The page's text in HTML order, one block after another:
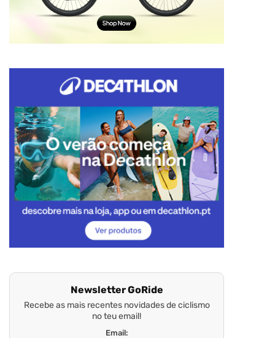
Newsletter GoRide
Recebe as mais recentes novidades de ciclismo
no teu email!
Email: